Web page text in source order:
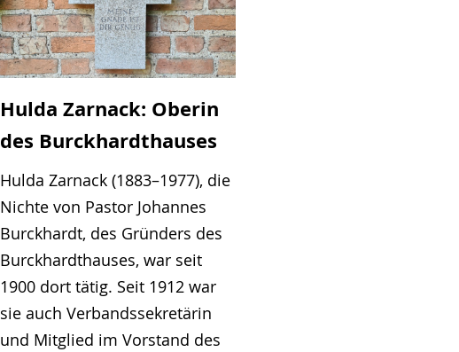
Hulda Zarnack: Oberin
des Burckhardthauses
Hulda Zarnack (1883–1977), die
Nichte von Pastor Johannes
Burckhardt, des Gründers des
Burckhardthauses, war seit
1900 dort tätig. Seit 1912 war
sie auch Verbandssekretärin
und Mitglied im Vorstand des